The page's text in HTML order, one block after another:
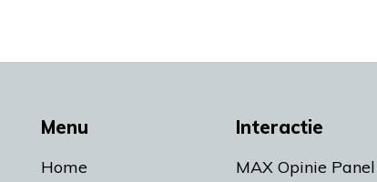
Menu
Home
Interactie
MAX Opinie Panel